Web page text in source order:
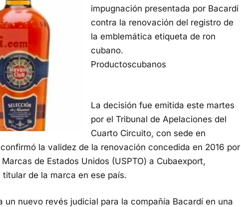
impugnación presentada por Bacardí
contra la renovación del registro de
la emblemática etiqueta de ron
cubano.
Productoscubanos
La decisión fue emitida este martes
por el Tribunal de Apelaciones del
Cuarto Circuito, con sede en
la validez de la renovación concedida en 2016 por
de Estados Unidos (USPTO) a Cubaexport,
de la marca en ese país.
un nuevo revés judicial para la compañía Bacardí en una